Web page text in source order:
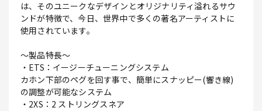
は、そのユニークなデザインとオリジナリティ溢れるサウ
ンドが特徴で、今日、世界中で多くの著名アーティストに
使用されています。
～製品特長～
・ETS：イージーチューニングシステム
カホン下部のペグを回す事で、簡単にスナッピー(響き線)
の調整が可能なシステム
・2XS：2 ストリングスネア